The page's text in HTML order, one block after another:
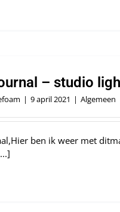
– studio
| 9 april 2021 | Algemeen
ben ik weer met